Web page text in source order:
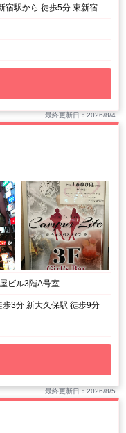
新宿駅東口から 徒歩10分 西武新宿駅から 徒歩5分 東新宿駅から 徒歩3分
最終更新日：2026/8/4
ビル3階A号室
3分 新大久保駅 徒歩9分
最終更新日：2026/8/5